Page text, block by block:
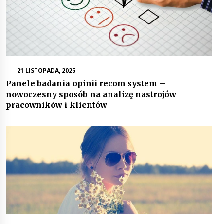
21 LISTOPADA, 2025
Panele badania opinii recom system –
nowoczesny sposób na analizę nastrojów
pracowników i klientów